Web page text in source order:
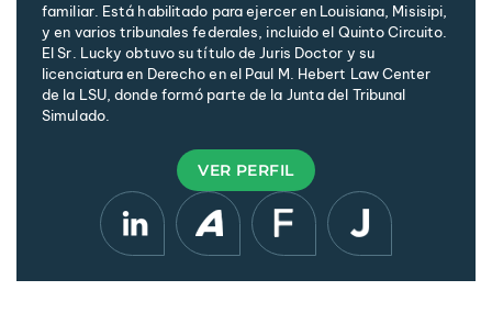
familiar. Está habilitado para ejercer en Louisiana, Misisipi,
y en varios tribunales federales, incluido el Quinto Circuito.
El Sr. Lucky obtuvo su título de Juris Doctor y su
licenciatura en Derecho en el Paul M. Hebert Law Center
de la LSU, donde formó parte de la Junta del Tribunal
Simulado.
VER PERFIL